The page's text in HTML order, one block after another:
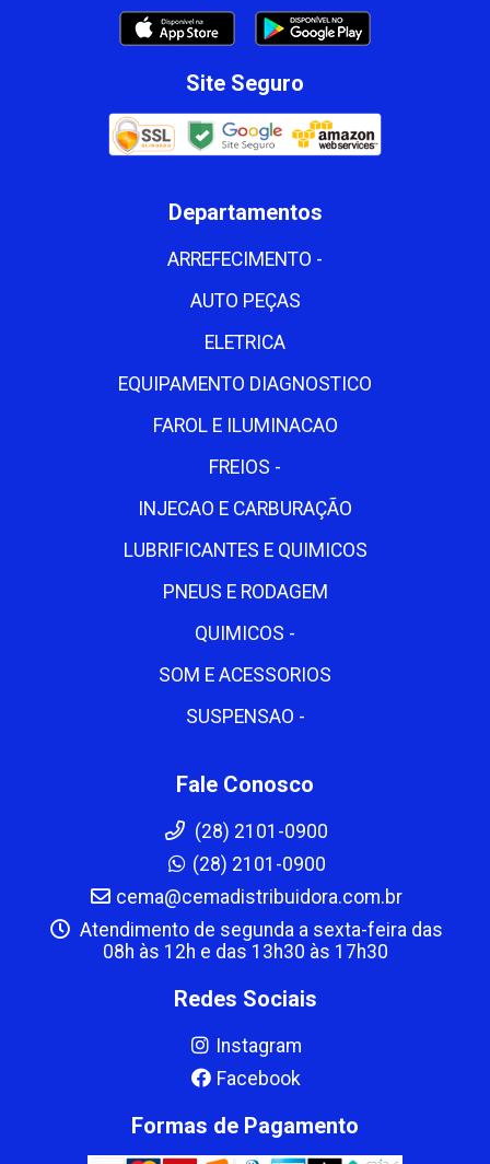
Site Seguro
Departamentos
ARREFECIMENTO -
AUTO PEÇAS
ELETRICA
EQUIPAMENTO DIAGNOSTICO
FAROL E ILUMINACAO
FREIOS -
INJECAO E CARBURAÇÃO
LUBRIFICANTES E QUIMICOS
PNEUS E RODAGEM
QUIMICOS -
SOM E ACESSORIOS
SUSPENSAO -
Fale Conosco
(28) 2101-0900
(28) 2101-0900
cema@cemadistribuidora.com.br
Atendimento de segunda a sexta-feira das
08h às 12h e das 13h30 às 17h30
Redes Sociais
Instagram
Facebook
Formas de Pagamento